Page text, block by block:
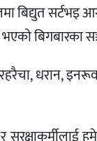
बिद्युत सर्टभइ
बिगबारका
धरान,